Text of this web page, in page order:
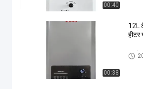
00:40
00:38
12L
हीटर
इनडोर